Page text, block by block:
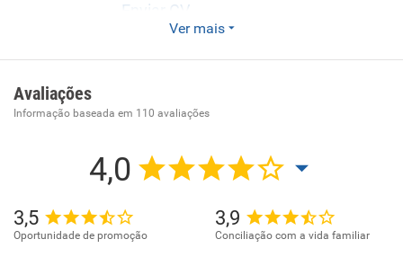
Enviar CV
Ver mais
Avaliações
Informação baseada em 110 avaliações
4,0
3,5
Oportunidade de promoção
3,9
Conciliação com a vida familiar